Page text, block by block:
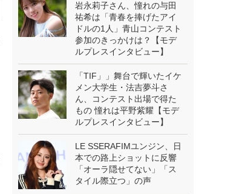
岩永莉子さん、憧れの与田
祐希は「青春を捧げたアイ
ドルの1人」青山コンテスト
参加のきっかけは？【モデ
ルプレスインタビュー】
「TIF」」舞台で輝いたイケ
メン大学生・法吉夢斗さ
ん、コンテスト出場で得た
もの 憧れは平野紫耀【モデ
ルプレスインタビュー】
LE SSERAFIMユンジン、日
本での路上ショットに反響
「オーラ隠せてない」「ス
タイル際立つ」の声